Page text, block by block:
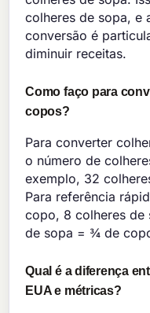
colheres de sopa, e
conversão é
diminuir receitas.
Como faço para
copos?
Para converter
o número de
exemplo, 32
Para referência
copo, 8 colheres
de sopa = ¾ de
Qual é a diferença
EUA e métricas?